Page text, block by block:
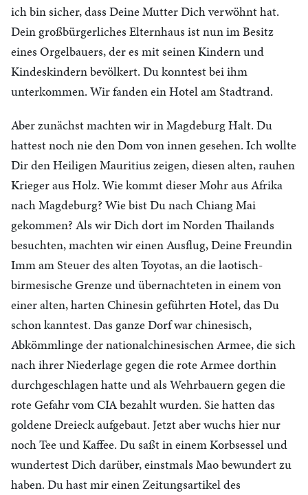
ich bin sicher, dass Deine Mutter Dich verwöhnt hat.
Dein großbürgerliches Elternhaus ist nun im Besitz
eines Orgelbauers, der es mit seinen Kindern und
Kindeskindern bevölkert. Du konntest bei ihm
unterkommen. Wir fanden ein Hotel am Stadtrand.
Aber zunächst machten wir in Magdeburg Halt. Du
hattest noch nie den Dom von innen gesehen. Ich wollte
Dir den Heiligen Mauritius zeigen, diesen alten, rauhen
Krieger aus Holz. Wie kommt dieser Mohr aus Afrika
nach Magdeburg? Wie bist Du nach Chiang Mai
gekommen? Als wir Dich dort im Norden Thailands
besuchten, machten wir einen Ausflug, Deine Freundin
Imm am Steuer des alten Toyotas, an die laotisch-
birmesische Grenze und übernachteten in einem von
einer alten, harten Chinesin geführten Hotel, das Du
schon kanntest. Das ganze Dorf war chinesisch,
Abkömmlinge der nationalchinesischen Armee, die sich
nach ihrer Niederlage gegen die rote Armee dorthin
durchgeschlagen hatte und als Wehrbauern gegen die
rote Gefahr vom CIA bezahlt wurden. Sie hatten das
goldene Dreieck aufgebaut. Jetzt aber wuchs hier nur
noch Tee und Kaffee. Du saßt in einem Korbsessel und
wundertest Dich darüber, einstmals Mao bewundert zu
haben. Du hast mir einen Zeitungsartikel des